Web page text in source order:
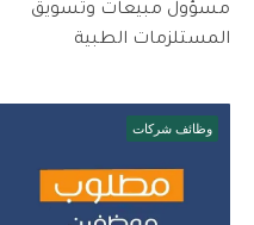
مسؤول مبيعات وتسويق
المستلزمات الطبية
وظائف شركات